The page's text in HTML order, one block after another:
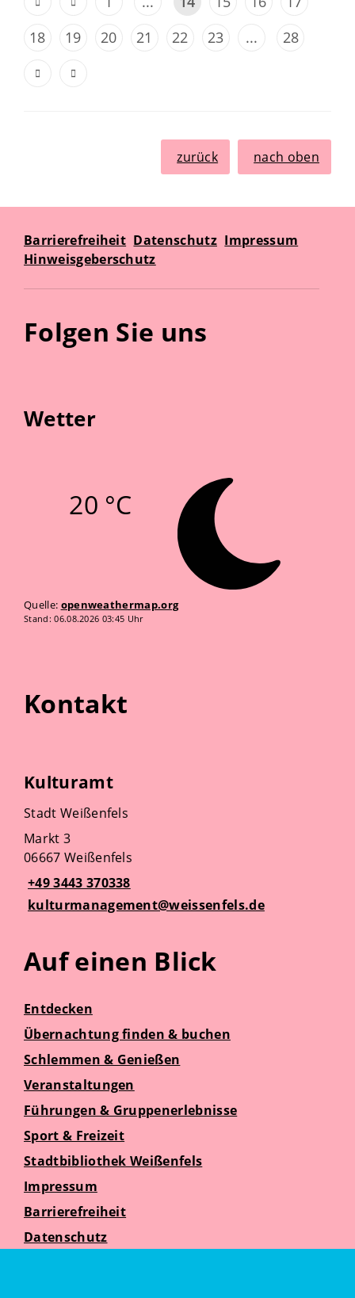
18
19 20 21 22 23 ... 28
zurück nach oben
Barrierefreiheit Datenschutz Impressum
Hinweisgeberschutz
Folgen Sie uns
Wetter
20 °C
Quelle: openweathermap.org
Stand: 06.08.2026 03:45 Uhr
Kontakt
Kulturamt
Stadt Weißenfels
Markt 3
06667 Weißenfels
+49 3443 370338
kulturmanagement@weissenfels.de
Auf einen Blick
Entdecken
Übernachtung finden & buchen
Schlemmen & Genießen
Veranstaltungen
Führungen & Gruppenerlebnisse
Sport & Freizeit
Stadtbibliothek Weißenfels
Impressum
Barrierefreiheit
Datenschutz